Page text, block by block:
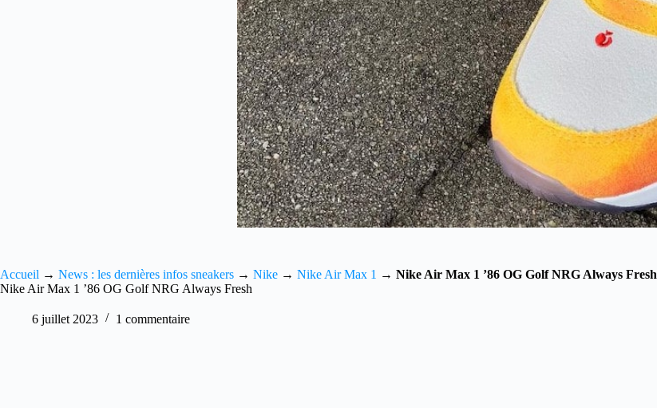
Accueil → News : les dernières infos sneakers → Nike → Nike Air Max 1 → Nike Air Max 1 ’86 OG Golf NRG Always Fresh
Nike Air Max 1 ’86 OG Golf NRG Always Fresh
6 juillet 2023 1 commentaire